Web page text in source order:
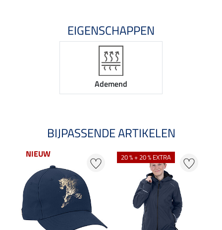
EIGENSCHAPPEN
Ademend
BIJPASSENDE ARTIKELEN
NIEUW 20 % + 20 % EXTRA